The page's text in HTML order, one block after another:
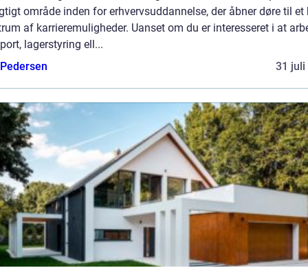
område inden for erhvervsuddannelse, der åbner døre til et
af karrieremuligheder. Uanset om du er interesseret i at
lagerstyring ell...
31 juli